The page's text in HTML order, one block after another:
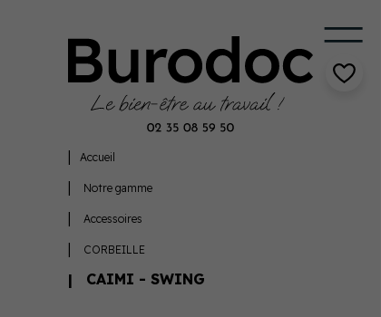
Accueil
Notre gamme
Accessoires
CORBEILLE
CAIMI - SWING